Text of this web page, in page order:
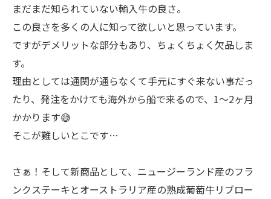
まだまだ知られていない輸入牛の良さ。
この良さを多くの人に知って欲しいと思っています。
ですがデメリットな部分もあり、ちょくちょく欠品しま
す。
理由としては通関が通らなくて手元にすぐ来ない事だっ
たり、発注をかけても海外から船で来るので、1〜2ヶ月
かかります😅
そこが難しいとこです…
さぁ！そして新商品として、ニュージーランド産のフラ
ンクステーキとオーストラリア産の熟成葡萄牛リブロー